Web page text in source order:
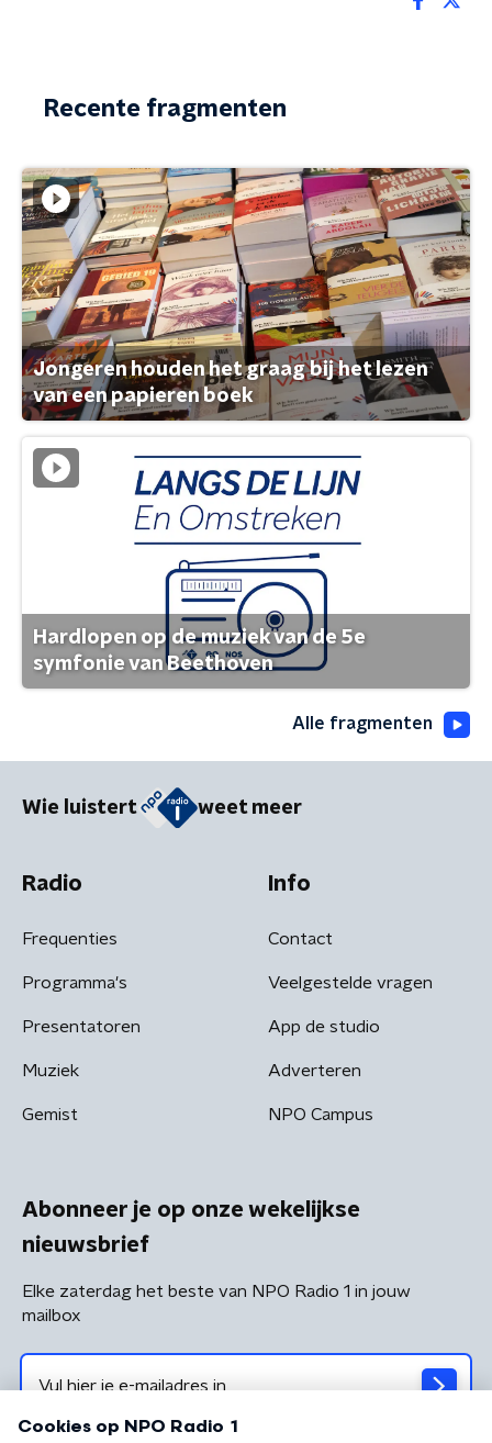
Recente fragmenten
Jongeren houden het graag bij het lezen
van een papieren boek
Hardlopen op de muziek van de 5e
symfonie van Beethoven
Alle fragmenten
Wie luistert weet meer
Radio
Frequenties
Programma's
Presentatoren
Muziek
Gemist
Info
Contact
Veelgestelde vragen
App de studio
Adverteren
NPO Campus
Abonneer je op onze wekelijkse
nieuwsbrief
Elke zaterdag het beste van NPO Radio 1 in jouw
mailbox